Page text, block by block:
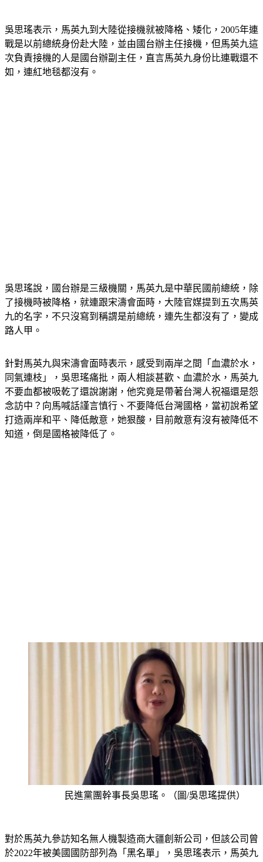
吳思瑤表示，馬英九到大陸從接機就被降格、矮化，2005年連
戰是以前總統身份赴大陸，並由國台辦主任接機，但馬英九這
次負責接機的人是國台辦副主任，直言馬英九身份比連戰還不
如，連紅地毯都沒有。
吳思瑤說，國台辦是三級機關，馬英九是中華民國前總統，除
了接機時被降格，就連跟宋濤會面時，大陸官媒提到五次馬英
九的名字，不只沒寫到稱謂是前總統，連先生都沒有了，變成
路人甲。
針對馬英九與宋濤會面時表示，感受到兩岸之間「血濃於水，
同氣連枝」，吳思瑤痛批，兩人相談甚歡、血濃於水，馬英九
不要血都被吸乾了還說謝謝，他究竟是帶著台灣人祝福還是怨
念訪中？向馬喊話謹言慎行、不要降低台灣國格，當初說希望
打造兩岸和平、降低敵意，她狠酸，目前敵意有沒有被降低不
知道，倒是國格被降低了。
民進黨團幹事長吳思瑤。（圖/吳思瑤提供）
對於馬英九參訪知名無人機製造商大疆創新公司，但該公司曾
於2022年被美國國防部列為「黑名單」，吳思瑤表示，馬英九